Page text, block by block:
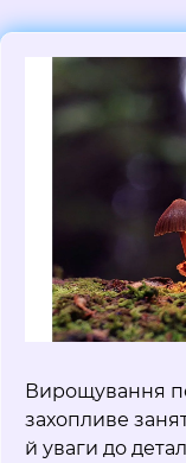
Вирощування
захопливе
й уваги до